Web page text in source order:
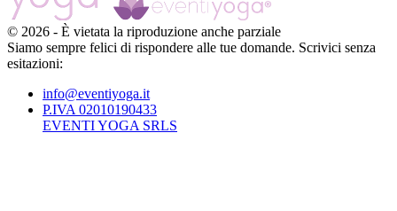
© 2026 - È vietata la riproduzione anche parziale
Siamo sempre felici di rispondere alle tue domande. Scrivici senza
esitazioni:
info@eventiyoga.it
P.IVA 02010190433
EVENTI YOGA SRLS